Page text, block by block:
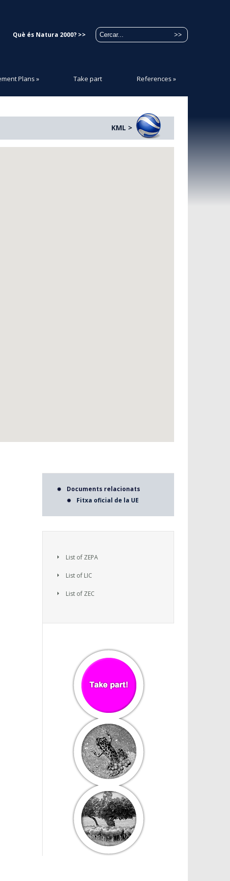
Què és Natura 2000? >>
Plans » Take part References »
KML >
Documents relacionats
Fitxa oficial de la UE
List of ZEPA
List of LIC
List of ZEC